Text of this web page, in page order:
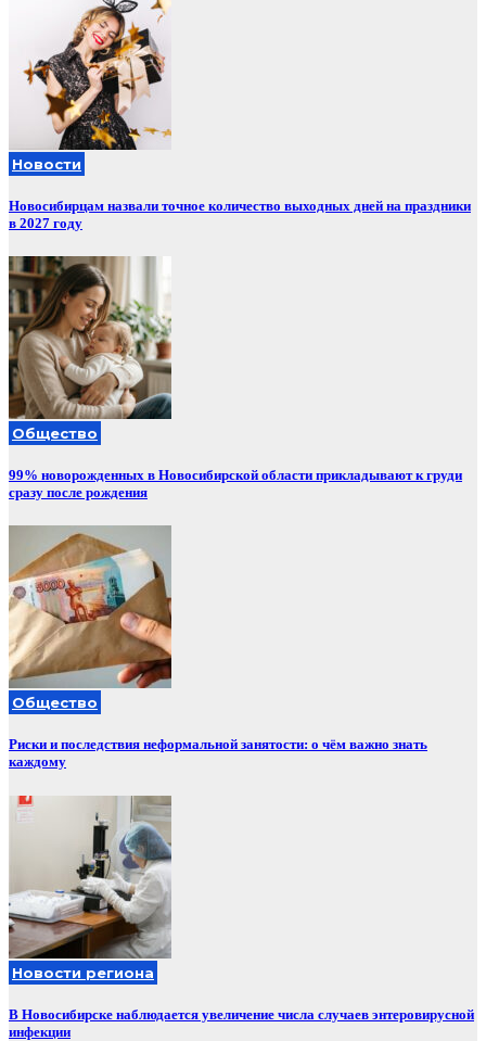
Новости
Новосибирцам назвали точное количество выходных дней на праздники
в 2027 году
Общество
99% новорожденных в Новосибирской области прикладывают к груди
сразу после рождения
Общество
Риски и последствия неформальной занятости: о чём важно знать
каждому
Новости региона
В Новосибирске наблюдается увеличение числа случаев энтеровирусной
инфекции